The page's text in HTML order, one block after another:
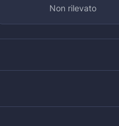
Non rilevato